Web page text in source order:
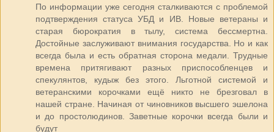
По информации уже сегодня сталкиваются с проблемой
подтверждения статуса УБД и ИВ. Новые ветераны и
старая бюрократия в тылу, система бессмертна.
Достойные заслуживают внимания государства. Но и как
всегда была и есть обратная сторона медали. Трудные
времена притягивают разных приспособленцев и
спекулянтов, кудыж без этого. Льготной системой и
ветеранскими корочками ещё никто не брезговал в
нашей стране. Начиная от чиновников высшего эшелона
и до простолюдинов. Заветные корочки всегда были и
будут